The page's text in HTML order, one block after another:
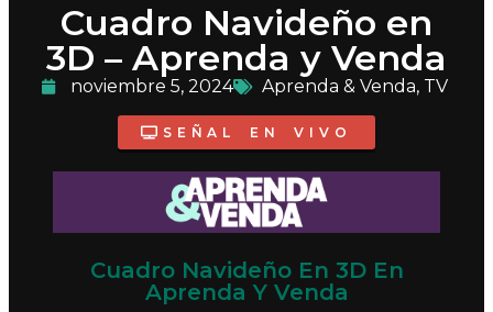
Cuadro Navideño en
3D – Aprenda y Venda
noviembre 5, 2024 Aprenda & Venda, TV
SEÑAL EN VIVO
Cuadro Navideño En 3D En
Aprenda Y Venda